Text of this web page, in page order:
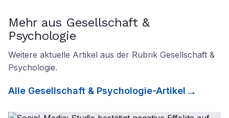
Mehr aus Gesellschaft &
Psychologie
Weitere aktuelle Artikel aus der Rubrik Gesellschaft &
Psychologie.
Alle Gesellschaft & Psychologie-Artikel